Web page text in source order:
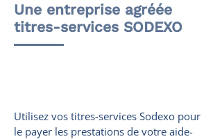
Une entreprise agréée
titres-services SODEXO
Utilisez vos titres-services Sodexo pour
le payer les prestations de votre aide-